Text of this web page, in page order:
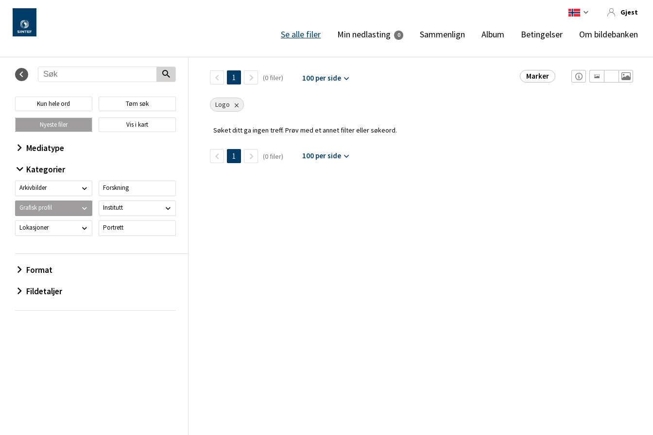
Gjest
Se alle filer Min nedlasting 0 Sammenlign Album Betingelser Om bildebanken
Kun hele ord Tøm søk
Nyeste filer Vis i kart
Mediatype
Kategorier
Arkivbilder Forskning
Grafisk profil Institutt
Lokasjoner Portrett
Format
Fildetaljer
1 (0 filer) 100 per side Marker
Logo
Søket ditt ga ingen treff. Prøv med et annet filter eller søkeord.
1 (0 filer) 100 per side